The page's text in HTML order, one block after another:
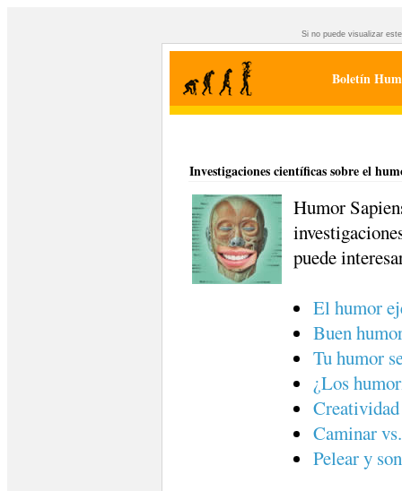
Si no puede visualizar
Boletín
Investigaciones científicas sobre el
Humor
puede
El humor
Buen
Tu humor
¿Los
Caminar
Pelear y